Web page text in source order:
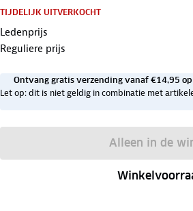
TIJDELIJK UITVERKOCHT
Ledenprijs
Reguliere prijs
Ontvang gratis verzending vanaf €14,95
Let op: dit is niet geldig in combinatie met
Alleen in de